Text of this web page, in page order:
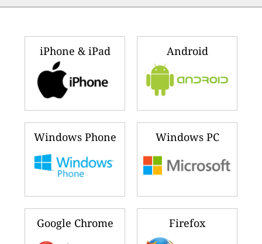
iPhone & iPad Android
Windows Phone Windows PC
Google Chrome Firefox